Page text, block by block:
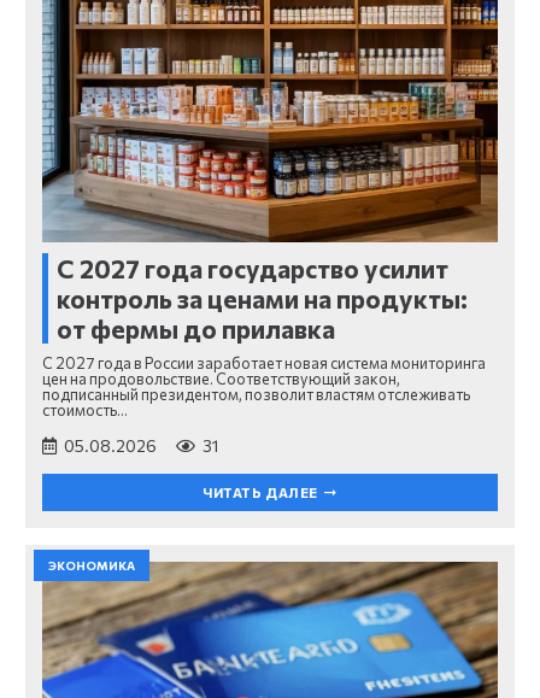
С 2027 года государство усилит
контроль за ценами на продукты:
от фермы до прилавка
С 2027 года в России заработает новая система мониторинга
цен на продовольствие. Соответствующий закон,
подписанный президентом, позволит властям отслеживать
стоимость…
05.08.2026 31
ЧИТАТЬ ДАЛЕЕ
ЭКОНОМИКА